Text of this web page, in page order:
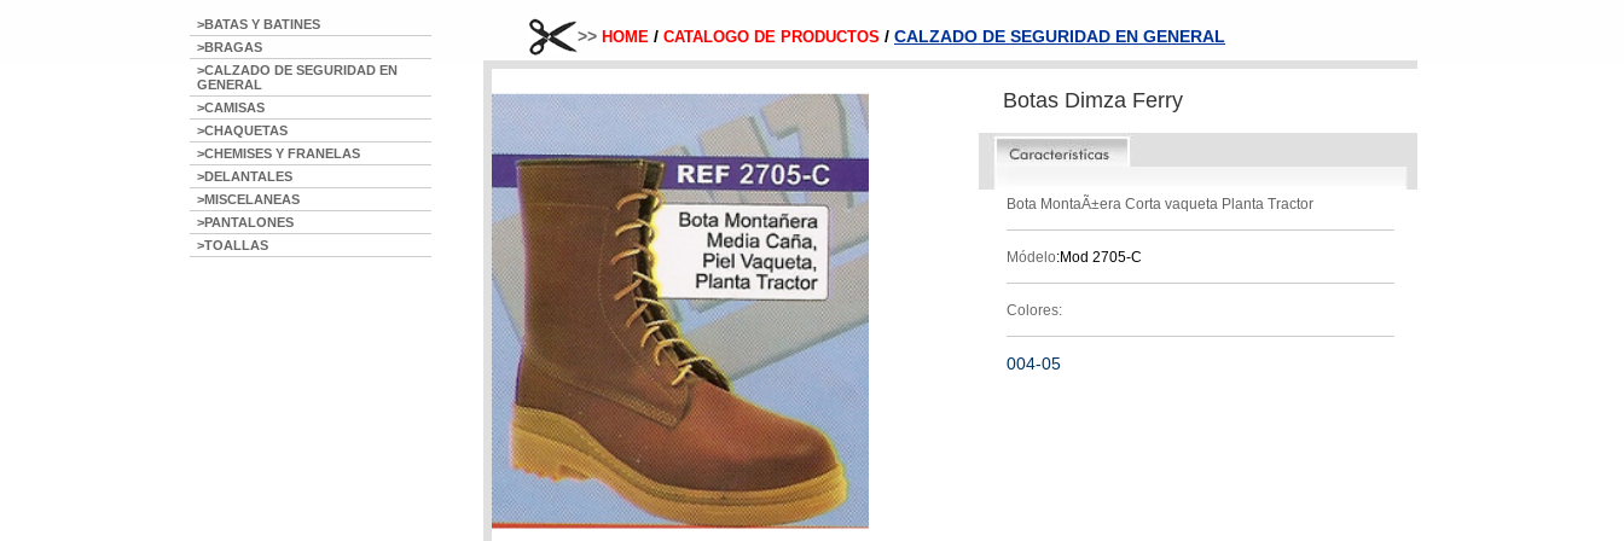
>BATAS Y BATINES
>BRAGAS
>CALZADO DE SEGURIDAD EN
GENERAL
>CAMISAS
>CHAQUETAS
>CHEMISES Y FRANELAS
>DELANTALES
>MISCELANEAS
>PANTALONES
>TOALLAS
>> HOME / CATALOGO DE PRODUCTOS / CALZADO DE SEGURIDAD EN GENERAL
Botas Dimza Ferry
Bota MontaÃ±era Corta vaqueta Planta Tractor
Módelo:Mod 2705-C
Colores:
004-05